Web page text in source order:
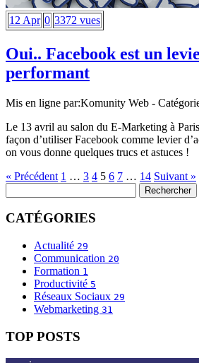
12 Apr 0 3372 vues
Oui.. Facebook est un
performant
Mis en ligne par:Komunity Web -
Le 13 avril au salon du E-Marketing à
façon d’utiliser Facebook comme levier
on vous donne quelques trucs et astuces !
« Précédent 1 … 3 4 5 6 7 … 14 Suivant »
CATÉGORIES
Actualité 29
Communication 20
Formation 1
Productivité 5
Réseaux Sociaux 29
Webmarketing 31
TOP POSTS